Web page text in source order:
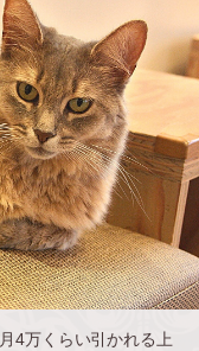
4万くらい引かれる上